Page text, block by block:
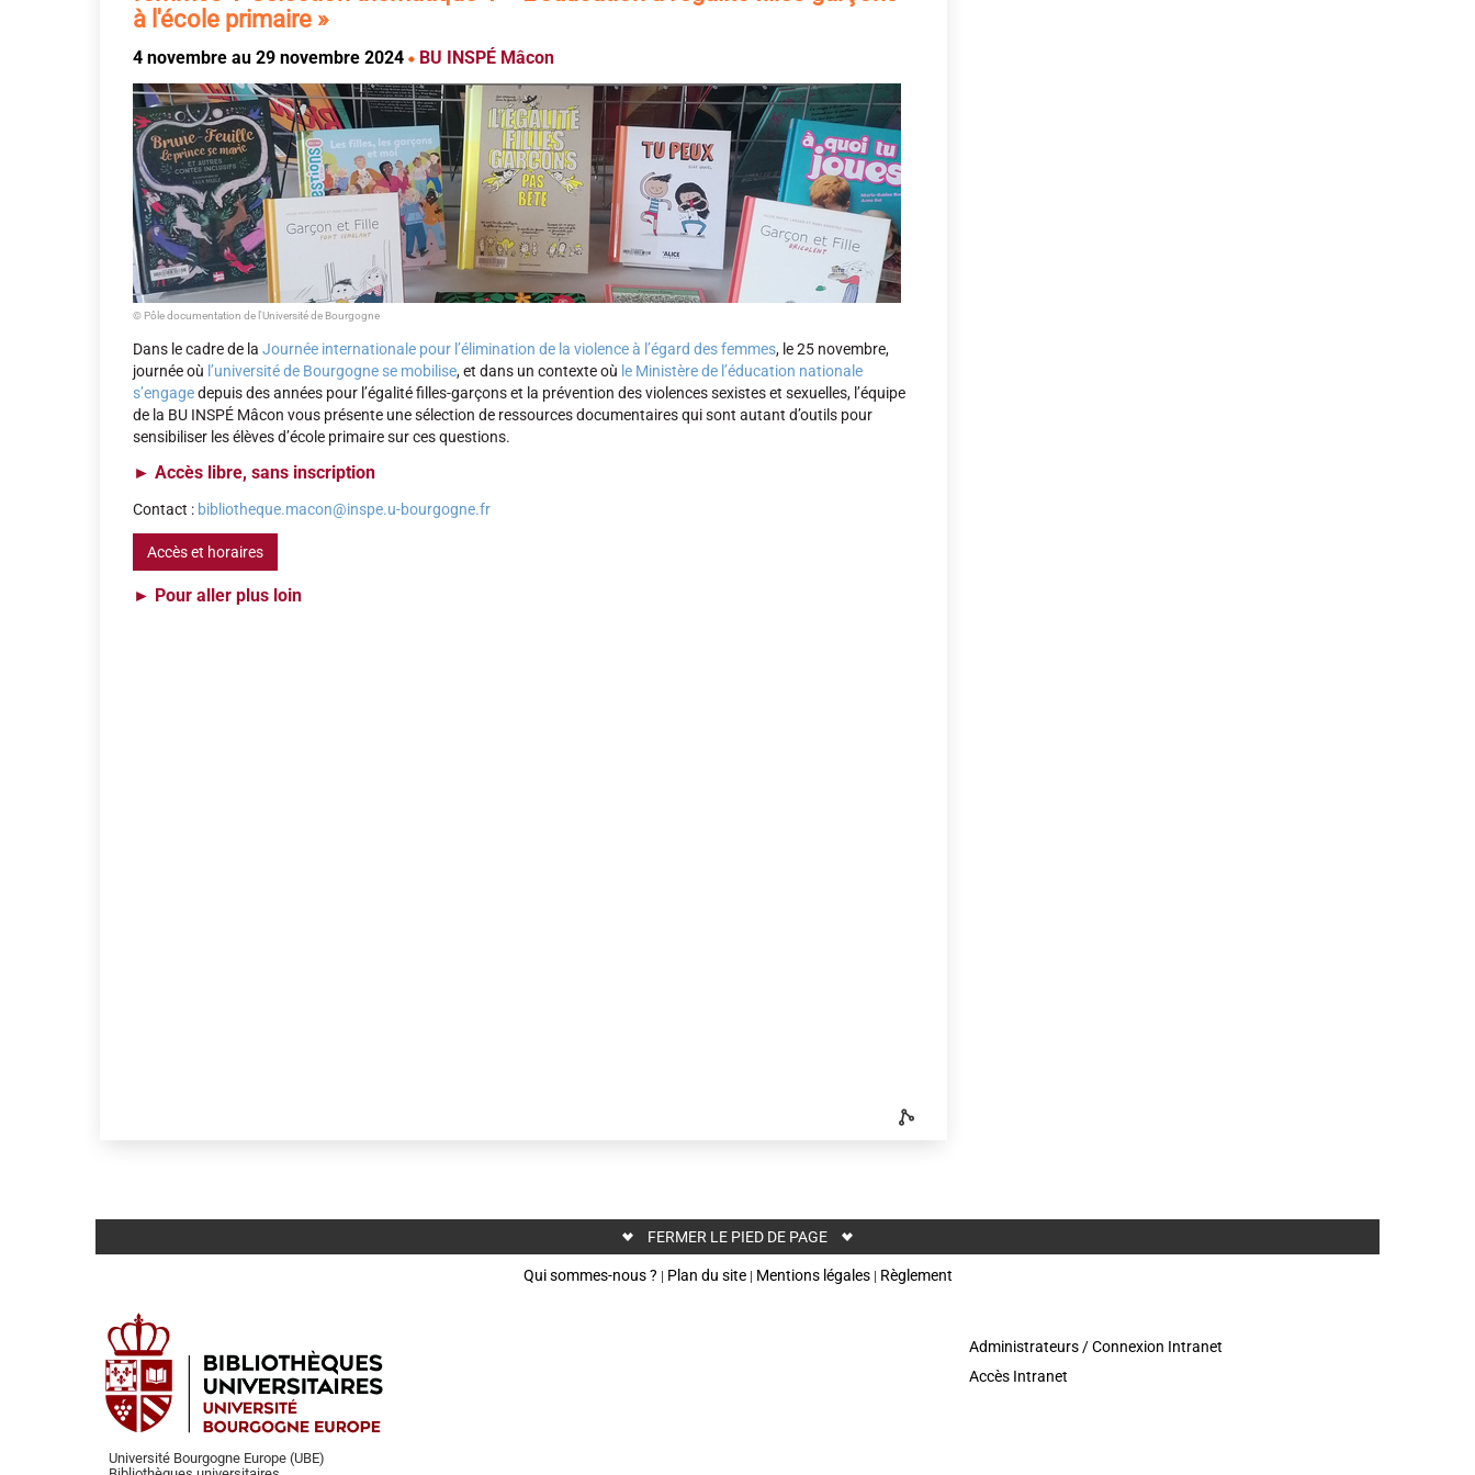
à l'école primaire »
4 novembre au 29 novembre 2024 BU INSPÉ Mâcon
© Pôle documentation de l'Université de Bourgogne
Dans le cadre de la Journée internationale pour l’élimination de la violence à l’égard des femmes, le 25 novembre,
journée où l’université de Bourgogne se mobilise, et dans un contexte où le Ministère de l’éducation nationale
s’engagedepuis des années pour l’égalité filles-garçons et la prévention des violences sexistes et sexuelles, l’équipe
de la BU INSPÉ Mâcon vous présente une sélection de ressources documentaires qui sont autant d’outils pour
sensibiliser les élèves d’école primaire sur ces questions.
► Accès libre, sans inscription
Contact : bibliotheque.macon@inspe.u-bourgogne.fr
Accès et horaires
► Pour aller plus loin
FERMER LE PIED DE PAGE
Qui sommes-nous ? | Plan du site| Mentions légales| Règlement
Université Bourgogne Europe (UBE)
Administrateurs / Connexion Intranet
Accès Intranet